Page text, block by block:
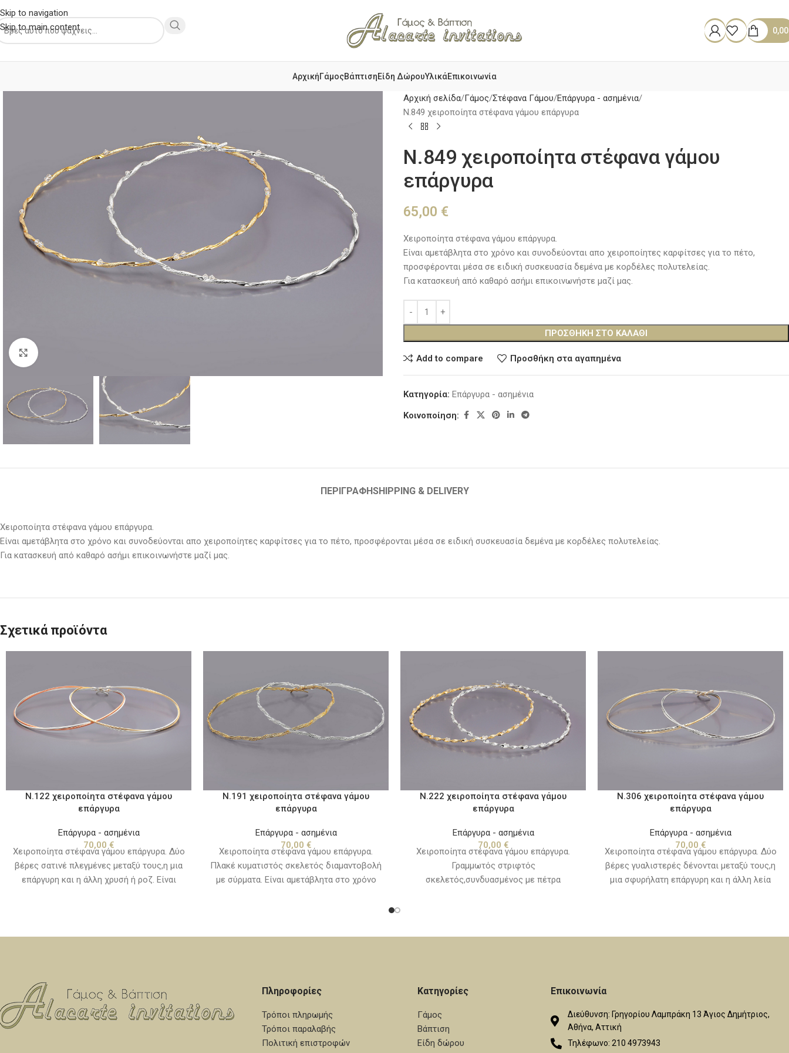
Skip to navigation
Skip to main content
ΑρχικήΓάμοςΒάπτισηΕίδη ΔώρουΥλικάΕπικοινωνία
Αρχική σελίδα Γάμος Στέφανα Γάμου Επάργυρα - ασημένια
Ν.849 χειροποίητα στέφανα γάμου επάργυρα
Ν.849 χειροποίητα στέφανα γάμου
επάργυρα
65,00 €
Χειροποίητα στέφανα γάμου επάργυρα.
Είναι αμετάβλητα στο χρόνο και συνοδεύονται απο χειροποίητες καρφίτσες για το πέτο,
προσφέρονται μέσα σε ειδική συσκευασία δεμένα με κορδέλες πολυτελείας.
Για κατασκευή από καθαρό ασήμι επικοινωνήστε μαζί μας.
ΠΡΟΣΘΉΚΗ ΣΤΟ ΚΑΛΆΘΙ
Add to compare Προσθήκη στα αγαπημένα
Κατηγορία: Επάργυρα - ασημένια
Κοινοποίηση:
ΠΕΡΙΓΡΑΦΉSHIPPING & DELIVERY
Χειροποίητα στέφανα γάμου επάργυρα.
Είναι αμετάβλητα στο χρόνο και συνοδεύονται απο χειροποίητες καρφίτσες για το πέτο, προσφέρονται μέσα σε ειδική συσκευασία δεμένα με κορδέλες πολυτελείας.
Για κατασκευή από καθαρό ασήμι επικοινωνήστε μαζί μας.
Σχετικά προϊόντα
Ν.122 χειροποίητα στέφανα γάμου
επάργυρα
Επάργυρα - ασημένια
70,00 €
Χειροποίητα στέφανα γάμου επάργυρα. Δύο
βέρες σατινέ πλεγμένες μεταξύ τους,η μια
επάργυρη και η άλλη χρυσή ή ροζ. Είναι
δεμένα με κορδέλες πολυτελείας. Για
Ν.191 χειροποίητα στέφανα γάμου
επάργυρα
Επάργυρα - ασημένια
70,00 €
Χειροποίητα στέφανα γάμου επάργυρα.
Πλακέ κυματιστός σκελετός διαμαντοβολή
με σύρματα. Είναι αμετάβλητα στο χρόνο
πολυτελείας. Για κατασκευή από καθαρό
Ν.222 χειροποίητα στέφανα γάμου
επάργυρα
Επάργυρα - ασημένια
70,00 €
Χειροποίητα στέφανα γάμου επάργυρα.
Γραμμωτός στριφτός
σκελετός,συνδυασμένος με πέτρα
συσκευασία δεμένα με κορδέλες
Ν.306 χειροποίητα στέφανα γάμου
επάργυρα
Επάργυρα - ασημένια
70,00 €
Χειροποίητα στέφανα γάμου επάργυρα. Δύο
βέρες γυαλιστερές δένονται μεταξύ τους,η
μια σφυρήλατη επάργυρη και η άλλη λεία
σε ειδική συσκευασία δεμένα με κορδέλες
Πληροφορίες
Τρόποι πληρωμής
Τρόποι παραλαβής
Πολιτική επιστροφών
Κατηγορίες
Γάμος
Βάπτιση
Είδη δώρου
Επικοινωνία
Διεύθυνση: Γρηγορίου Λαμπράκη 13 Άγιος Δημήτριος,
Αθήνα, Αττική
Τηλέφωνο: 210 4973943